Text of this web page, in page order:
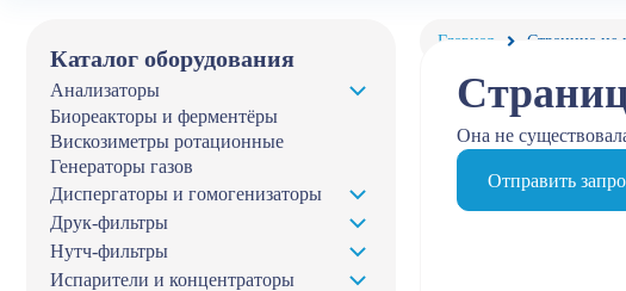
Каталог оборудования
Анализаторы
Биореакторы и ферментёры
Вискозиметры ротационные
Генераторы газов
Диспергаторы и гомогенизаторы
Друк-фильтры
Нутч-фильтры
Испарители и концентраторы
Главная Страница не
Она не
Отправить